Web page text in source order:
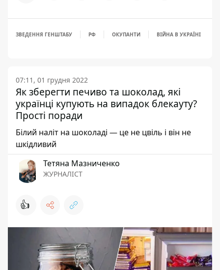
ЗВЕДЕННЯ ГЕНШТАБУ РФ ОКУПАНТИ ВІЙНА В УКРАЇНІ
07:11, 01 грудня 2022
Як зберегти печиво та шоколад, які
українці купують на випадок блекауту?
Прості поради
Білий наліт на шоколаді — це не цвіль і він не
шкідливий
Тетяна Мазниченко
ЖУРНАЛІСТ
👍